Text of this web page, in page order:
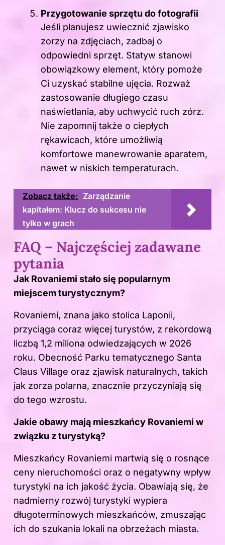
Przygotowanie sprzętu do fotografii
Jeśli planujesz uwiecznić zjawisko
zorzy na zdjęciach, zadbaj o
odpowiedni sprzęt. Statyw stanowi
obowiązkowy element, który pomoże
Ci uzyskać stabilne ujęcia. Rozważ
zastosowanie długiego czasu
naświetlania, aby uchwycić ruch zórz.
Nie zapomnij także o ciepłych
rękawicach, które umożliwią
komfortowe manewrowanie aparatem,
nawet w niskich temperaturach.
Zobacz także: Zarządzanie
kapitałem: Klucz do sukcesu nie
tylko w grach
FAQ – Najczęściej zadawane
pytania
Jak Rovaniemi stało się popularnym
miejscem turystycznym?
Rovaniemi, znana jako stolica Laponii,
przyciąga coraz więcej turystów, z rekordową
liczbą 1,2 miliona odwiedzających w 2026
roku. Obecność Parku tematycznego Santa
Claus Village oraz zjawisk naturalnych, takich
jak zorza polarna, znacznie przyczyniają się
do tego wzrostu.
Jakie obawy mają mieszkańcy Rovaniemi w
związku z turystyką?
Mieszkańcy Rovaniemi martwią się o rosnące
ceny nieruchomości oraz o negatywny wpływ
turystyki na ich jakość życia. Obawiają się, że
nadmierny rozwój turystyki wypiera
długoterminowych mieszkańców, zmuszając
ich do szukania lokali na obrzeżach miasta.